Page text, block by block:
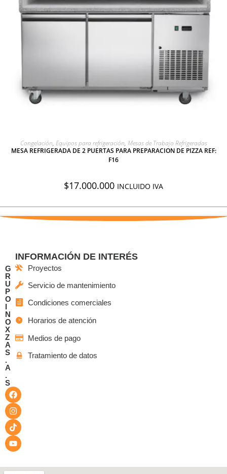
AGREGAR A COTIZACIÓN
Congelación, Equipos para refrigeración, Mesas de Trabajo Refrigeradas
MESA REFRIGERADA DE 2 PUERTAS PARA PREPARACION DE PIZZA REF:
F16
$17.000.000 INCLUIDO IVA
G
R
U
P
O
I
N
O
X
Z
A
S
.
A
.
S
INFORMACIÓN DE INTERÉS
Proyectos
Servicio de mantenimiento
Condiciones comerciales
Horarios de atención
Medios de pago
Tratamiento de datos